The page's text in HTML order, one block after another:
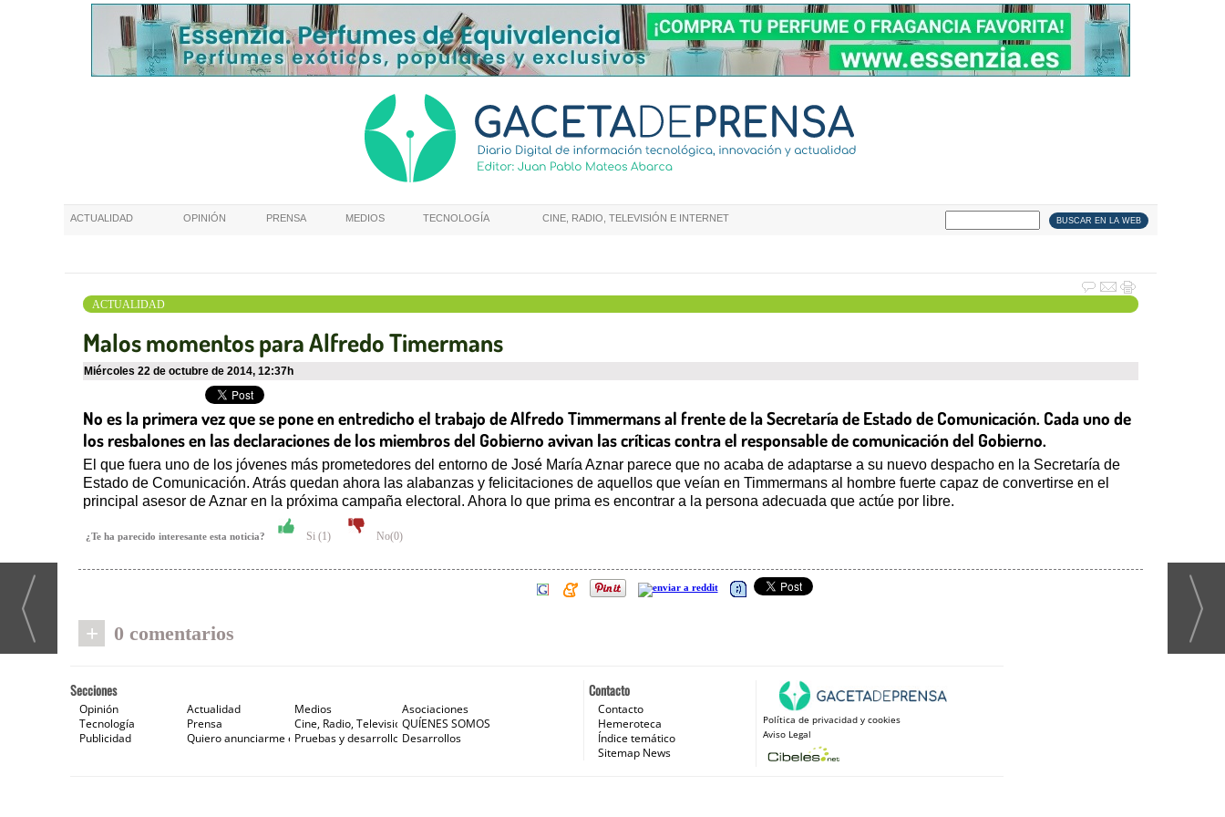
ACTUALIDAD OPINIÓN PRENSA MEDIOS TECNOLOGÍA CINE, RADIO, TELEVISIÓN E INTERNET
ACTUALIDAD
Malos momentos para Alfredo Timermans
miércoles 22 de octubre de 2014, 12:37h
No es la primera vez que se pone en entredicho el trabajo de Alfredo Timmermans al frente de la Secretaría de Estado de Comunicación. Cada uno de
los resbalones en las declaraciones de los miembros del Gobierno avivan las críticas contra el responsable de comunicación del Gobierno.
El que fuera uno de los jóvenes más prometedores del entorno de José María Aznar parece que no acaba de adaptarse a su nuevo despacho en la Secretaría de
Estado de Comunicación. Atrás quedan ahora las alabanzas y felicitaciones de aquellos que veían en Timmermans al hombre fuerte capaz de convertirse en el
principal asesor de Aznar en la próxima campaña electoral. Ahora lo que prima es encontrar a la persona adecuada que actúe por libre.
¿Te ha parecido interesante esta noticia? Si (1) No(0)
+ 0 comentarios
Contacto
Contacto
Hemeroteca
Índice temático
Sitemap News
Política de privacidad y cookies
Aviso Legal
Secciones
Opinión Actualidad Medios
Asociaciones
Tecnología
Prensa Cine, Radio, Televisión e Internet
QUÍENES SOMOS
Publicidad
Quiero anunciarme en Gaceta de Prensa
Pruebas y desarrollosDesarrollos